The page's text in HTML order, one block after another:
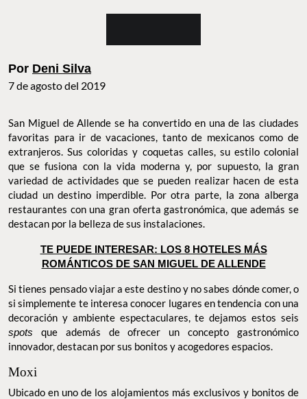
Por Deni Silva
7 de agosto del 2019
San Miguel de Allende se ha convertido en una de las ciudades
favoritas para ir de vacaciones, tanto de mexicanos como de
extranjeros. Sus coloridas y coquetas calles, su estilo colonial
que se fusiona con la vida moderna y, por supuesto, la gran
variedad de actividades que se pueden realizar hacen de esta
ciudad un destino imperdible. Por otra parte, la zona alberga
restaurantes con una gran oferta gastronómica, que además se
destacan por la belleza de sus instalaciones.
TE PUEDE INTERESAR: LOS 8 HOTELES MÁS ROMÁNTICOS
DE SAN MIGUEL DE ALLENDE
Si tienes pensado viajar a este destino y no sabes dónde comer, o
si simplemente te interesa conocer lugares en tendencia con una
decoración y ambiente espectaculares, te dejamos estos seis
spotsque además de ofrecer un concepto gastronómico
innovador, destacan por sus bonitos y acogedores espacios.
Moxi
Ubicado en uno de los alojamientos más exclusivos y bonitos de